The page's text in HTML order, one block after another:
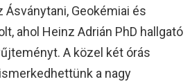
Ásványtani, Geokémiai és
ahol Heinz Adrián PhD hallgató
A közel két órás
a nagy